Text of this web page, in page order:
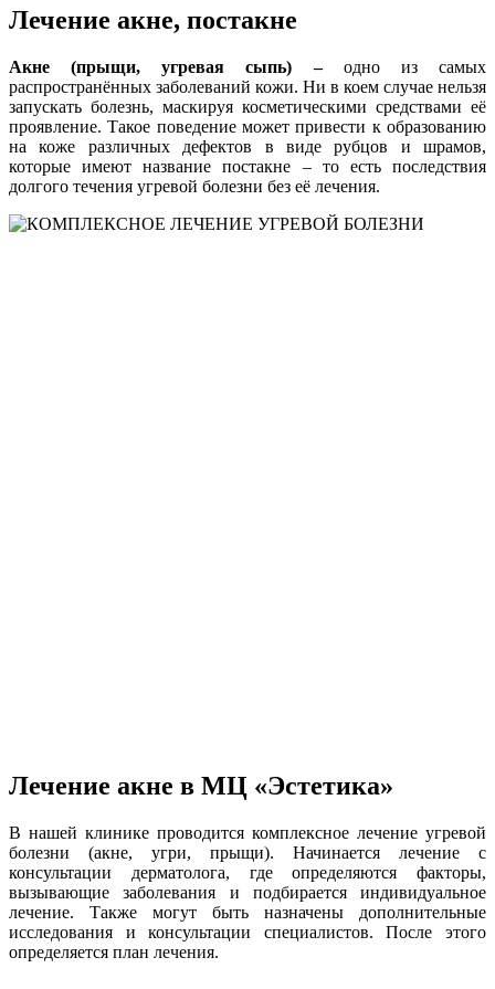
Лечение акне, постакне
Акне (прыщи, угревая сыпь) – одно из самых
распространённых заболеваний кожи. Ни в коем случае нельзя
запускать болезнь, маскируя косметическими средствами её
проявление. Такое поведение может привести к образованию
на коже различных дефектов в виде рубцов и шрамов,
которые имеют название постакне – то есть последствия
долгого течения угревой болезни без её лечения.
Лечение акне в МЦ «Эстетика»
В нашей клинике проводится комплексное лечение угревой
болезни (акне, угри, прыщи). Начинается лечение с
консультации дерматолога, где определяются факторы,
вызывающие заболевания и подбирается индивидуальное
лечение. Также могут быть назначены дополнительные
исследования и консультации специалистов. После этого
определяется план лечения.